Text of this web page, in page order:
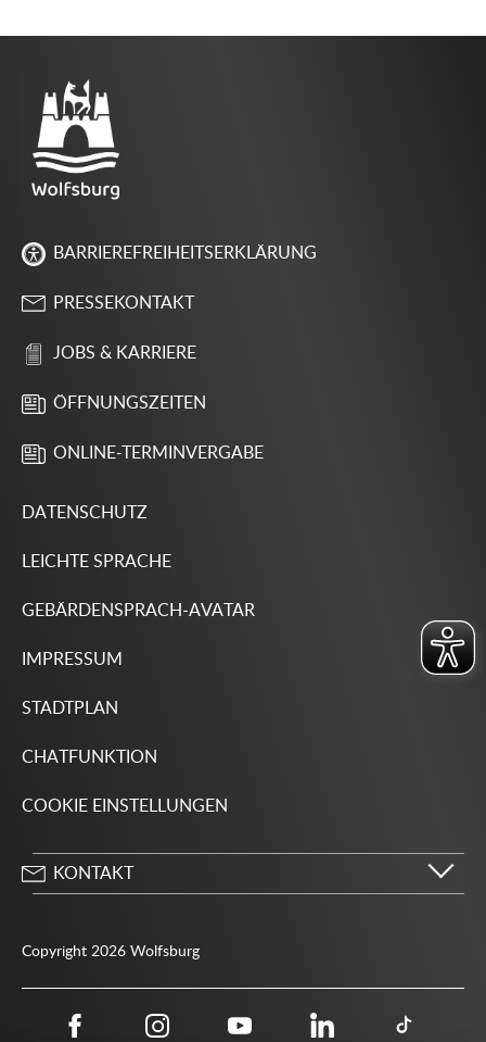
BARRIEREFREIHEITSERKLÄRUNG
PRESSEKONTAKT
JOBS & KARRIERE
ÖFFNUNGSZEITEN
ONLINE-TERMINVERGABE
DATENSCHUTZ
LEICHTE SPRACHE
GEBÄRDENSPRACH-AVATAR
IMPRESSUM
STADTPLAN
CHATFUNKTION
COOKIE EINSTELLUNGEN
KONTAKT
Behördenrufnummer 115
Copyright 2026 Wolfsburg